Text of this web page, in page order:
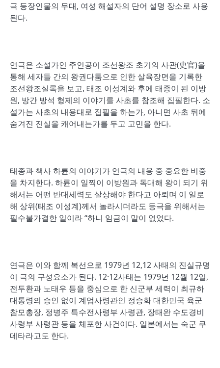
극 등장인물의 무대, 여성 해설자의 단어 설명 장소로 사용
된다.
연극은 소설가인 주인공이 조선왕조 초기의 사관(史官)을
통해 세자들 간의 왕권다툼으로 인한 살육장면을 기록한
조선왕조실록을 보고, 태조 이성계와 후에 태종이 된 이방
원, 방간 방석 형제의 이야기를 사초를 참조해 집필한다. 소
설가는 사초의 내용대로 집필을 하는가, 아니면 사초 뒤에
숨겨진 진실을 캐어내는가를 두고 고민을 한다.
태종과 책사 하륜의 이야기가 연극의 내용 중 중요한 비중
을 차지한다. 하륜이 일찍이 이방원과 독대해 왕이 되기 위
해서는 어떤 반대세력도 살상해야 한다고 아뢰며 이 일로
해 상위(태조 이성계)께서 놀라시더라도 등극을 위해서는
필수불가결한 일이라 “하니 임금이 말이 없었다.
연극은 이와 함께 복선으로 1979년 12,12 사태의 진실규명
이 극의 구성요소가 된다. 12·12사태는 1979년 12월 12일,
전두환과 노태우 등을 중심으로 한 신군부 세력이 최규하
대통령의 승인 없이 계엄사령관인 정승화 대한민국 육군
참모총장, 정병주 특수전사령부 사령관, 장태완 수도경비
사령부 사령관 등을 체포한 사건이다. 일본에서는 숙군 쿠
데타라고도 한다.